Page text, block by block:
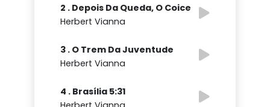
2 . Depois Da Queda, O Coice
Herbert Vianna
3 . O Trem Da Juventude
Herbert Vianna
4 . Brasília 5:31